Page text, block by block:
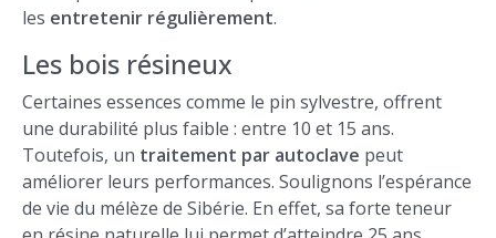
les entretenir régulièrement.
Les bois résineux
Certaines essences comme le pin sylvestre, offrent
une durabilité plus faible : entre 10 et 15 ans.
Toutefois, un traitement par autoclave peut
améliorer leurs performances. Soulignons l’espérance
de vie du mélèze de Sibérie. En effet, sa forte teneur